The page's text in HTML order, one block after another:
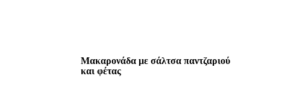
Μακαρονάδα με σάλτσα παντζαριού
και φέτας